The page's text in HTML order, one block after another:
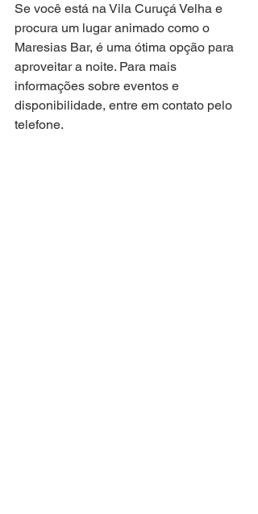
Se você está na Vila Curuçá Velha e
procura um lugar animado como o
Maresias Bar, é uma ótima opção para
aproveitar a noite. Para mais
informações sobre eventos e
disponibilidade, entre em contato pelo
telefone.